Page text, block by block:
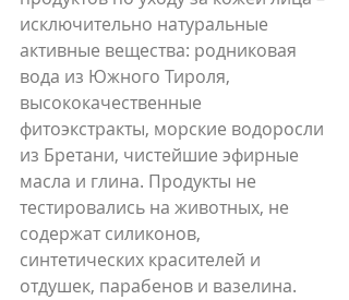
исключительно натуральные
активные вещества: родниковая
вода из Южного Тироля,
высококачественные
фитоэкстракты, морские водоросли
из Бретани, чистейшие эфирные
масла и глина. Продукты не
тестировались на животных, не
содержат силиконов,
синтетических красителей и
отдушек, парабенов и вазелина.